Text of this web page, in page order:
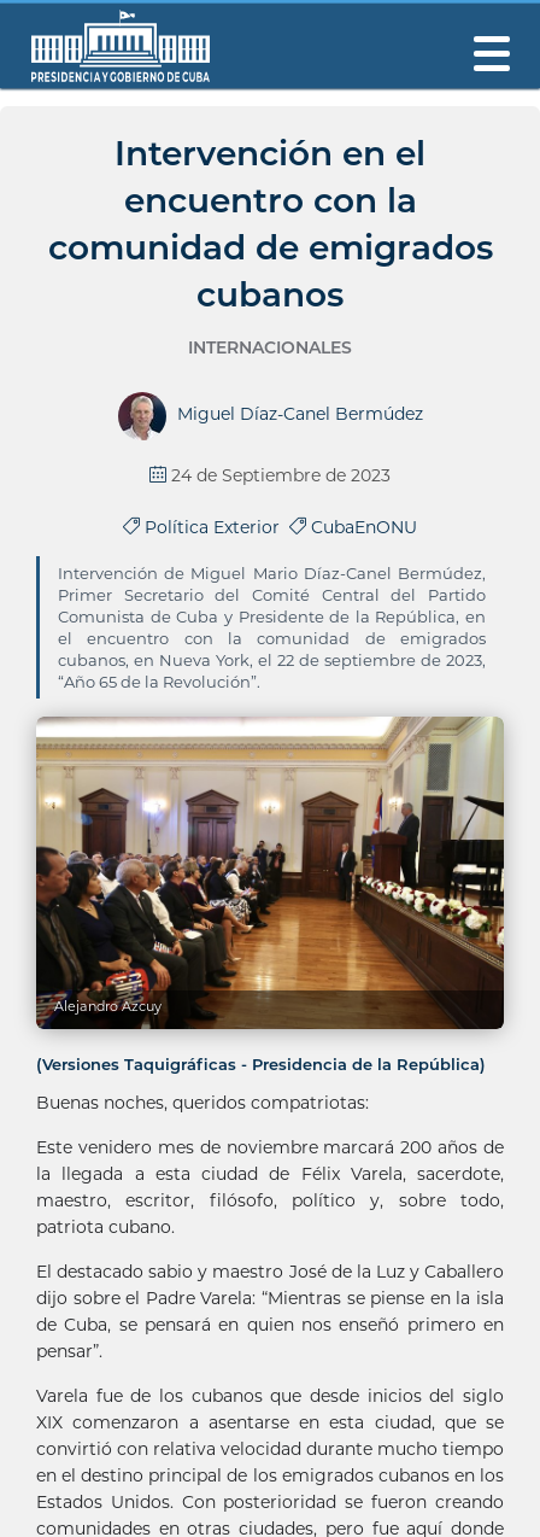
Intervención en el
encuentro con la
comunidad de emigrados
cubanos
INTERNACIONALES
Miguel Díaz-Canel Bermúdez
24 de Septiembre de 2023
Política Exterior CubaEnONU
Intervención de Miguel Mario Díaz-Canel Bermúdez,
Primer Secretario del Comité Central del Partido
Comunista de Cuba y Presidente de la República, en
el encuentro con la comunidad de emigrados
cubanos, en Nueva York, el 22 de septiembre de 2023,
“Año 65 de la Revolución”.
Alejandro Azcuy
(Versiones Taquigráficas - Presidencia de la República)
Buenas noches, queridos compatriotas:
Este venidero mes de noviembre marcará 200 años de
la llegada a esta ciudad de Félix Varela, sacerdote,
maestro, escritor, filósofo, político y, sobre todo,
patriota cubano.
El destacado sabio y maestro José de la Luz y Caballero
dijo sobre el Padre Varela: “Mientras se piense en la isla
de Cuba, se pensará en quien nos enseñó primero en
pensar”.
Varela fue de los cubanos que desde inicios del siglo
XIX comenzaron a asentarse en esta ciudad, que se
convirtió con relativa velocidad durante mucho tiempo
en el destino principal de los emigrados cubanos en los
Estados Unidos. Con posterioridad se fueron creando
comunidades en otras ciudades, pero fue aquí donde